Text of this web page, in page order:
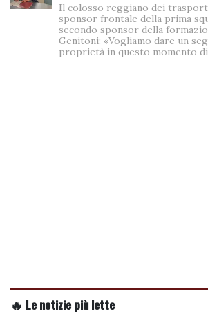
Il colosso reggiano dei
sponsor frontale della prima
secondo sponsor della
Genitoni: «Vogliamo dare un
proprietà in questo momento
🔥 Le notizie più lette